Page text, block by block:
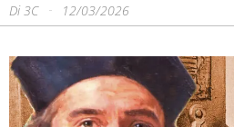
Di 3C 12/03/2026